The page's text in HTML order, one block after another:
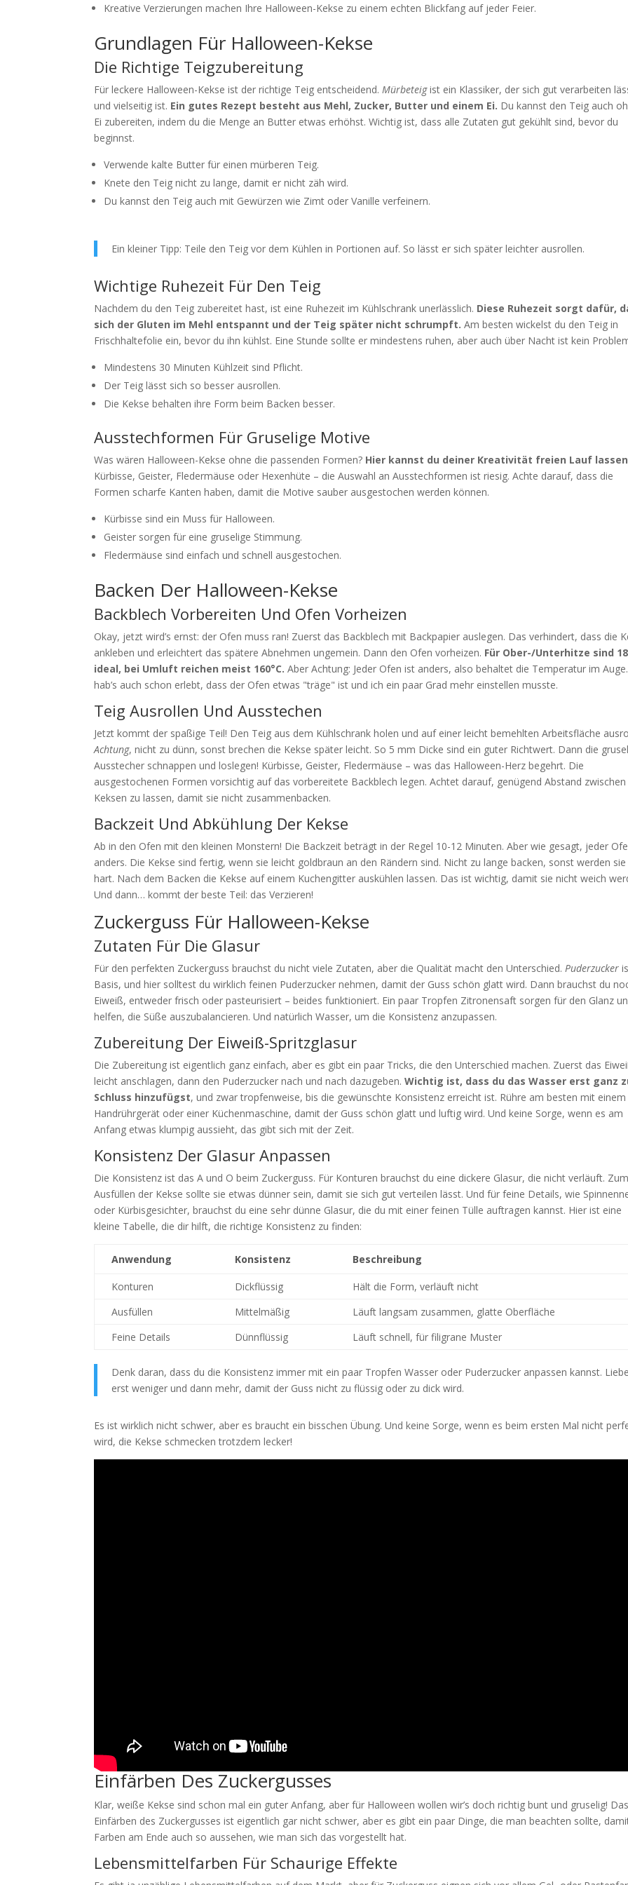
Kreative Verzierungen machen Ihre Halloween-Kekse zu einem echten Blickfang auf jeder Feier.
Grundlagen Für Halloween-Kekse
Die Richtige Teigzubereitung
Für leckere Halloween-Kekse ist der richtige Teig entscheidend. Mürbeteigist ein Klassiker, der sich gut verarbeiten
und vielseitig ist. Ein gutes Rezept besteht aus Mehl, Zucker, Butter und einem Ei. Du kannst den Teig auch
Ei zubereiten, indem du die Menge an Butter etwas erhöhst. Wichtig ist, dass alle Zutaten gut gekühlt sind, bevor du
beginnst.
Verwende kalte Butter für einen mürberen Teig.
Knete den Teig nicht zu lange, damit er nicht zäh wird.
Du kannst den Teig auch mit Gewürzen wie Zimt oder Vanille verfeinern.
Ein kleiner Tipp: Teile den Teig vor dem Kühlen in Portionen auf. So lässt er sich später leichter ausrollen.
Wichtige Ruhezeit Für Den Teig
Nachdem du den Teig zubereitet hast, ist eine Ruhezeit im Kühlschrank unerlässlich. Diese Ruhezeit sorgt dafür,
sich der Gluten im Mehl entspannt und der Teig später nicht schrumpft. Am besten wickelst du den Teig in
Frischhaltefolie ein, bevor du ihn kühlst. Eine Stunde sollte er mindestens ruhen, aber auch über Nacht ist kein
Mindestens 30 Minuten Kühlzeit sind Pflicht.
Der Teig lässt sich so besser ausrollen.
Die Kekse behalten ihre Form beim Backen besser.
Ausstechformen Für Gruselige Motive
Was wären Halloween-Kekse ohne die passenden Formen? Hier kannst du deiner Kreativität freien Lauf
Kürbisse, Geister, Fledermäuse oder Hexenhüte – die Auswahl an Ausstechformen ist riesig. Achte darauf, dass die
Formen scharfe Kanten haben, damit die Motive sauber ausgestochen werden können.
Kürbisse sind ein Muss für Halloween.
Geister sorgen für eine gruselige Stimmung.
Fledermäuse sind einfach und schnell ausgestochen.
Backen Der Halloween-Kekse
Backblech Vorbereiten Und Ofen Vorheizen
Okay, jetzt wird’s ernst: der Ofen muss ran! Zuerst das Backblech mit Backpapier auslegen. Das verhindert, dass die
ankleben und erleichtert das spätere Abnehmen ungemein. Dann den Ofen vorheizen. Für Ober-/Unterhitze sind
ideal, bei Umluft reichen meist 160°C. Aber Achtung: Jeder Ofen ist anders, also behaltet die Temperatur im
hab’s auch schon erlebt, dass der Ofen etwas "träge" ist und ich ein paar Grad mehr einstellen musste.
Teig Ausrollen Und Ausstechen
Jetzt kommt der spaßige Teil! Den Teig aus dem Kühlschrank holen und auf einer leicht bemehlten Arbeitsfläche
Achtung, nicht zu dünn, sonst brechen die Kekse später leicht. So 5 mm Dicke sind ein guter Richtwert. Dann die
Ausstecher schnappen und loslegen! Kürbisse, Geister, Fledermäuse – was das Halloween-Herz begehrt. Die
ausgestochenen Formen vorsichtig auf das vorbereitete Backblech legen. Achtet darauf, genügend Abstand zwischen
Keksen zu lassen, damit sie nicht zusammenbacken.
Backzeit Und Abkühlung Der Kekse
Ab in den Ofen mit den kleinen Monstern! Die Backzeit beträgt in der Regel 10-12 Minuten. Aber wie gesagt, jeder
anders. Die Kekse sind fertig, wenn sie leicht goldbraun an den Rändern sind. Nicht zu lange backen, sonst werden sie
hart. Nach dem Backen die Kekse auf einem Kuchengitter auskühlen lassen. Das ist wichtig, damit sie nicht weich
Und dann… kommt der beste Teil: das Verzieren!
Zuckerguss Für Halloween-Kekse
Zutaten Für Die Glasur
Für den perfekten Zuckerguss brauchst du nicht viele Zutaten, aber die Qualität macht den Unterschied. Puderzucker
Basis, und hier solltest du wirklich feinen Puderzucker nehmen, damit der Guss schön glatt wird. Dann brauchst du
Eiweiß, entweder frisch oder pasteurisiert – beides funktioniert. Ein paar Tropfen Zitronensaft sorgen für den Glanz
helfen, die Süße auszubalancieren. Und natürlich Wasser, um die Konsistenz anzupassen.
Zubereitung Der Eiweiß-Spritzglasur
Die Zubereitung ist eigentlich ganz einfach, aber es gibt ein paar Tricks, die den Unterschied machen. Zuerst das
leicht anschlagen, dann den Puderzucker nach und nach dazugeben.Wichtig ist, dass du das Wasser erst ganz
Schluss hinzufügst, und zwar tropfenweise, bis die gewünschte Konsistenz erreicht ist. Rühre am besten mit einem
Handrührgerät oder einer Küchenmaschine, damit der Guss schön glatt und luftig wird. Und keine Sorge, wenn es am
Anfang etwas klumpig aussieht, das gibt sich mit der Zeit.
Konsistenz Der Glasur Anpassen
Die Konsistenz ist das A und O beim Zuckerguss. Für Konturen brauchst du eine dickere Glasur, die nicht verläuft. Zum
Ausfüllen der Kekse sollte sie etwas dünner sein, damit sie sich gut verteilen lässt. Und für feine Details, wie
oder Kürbisgesichter, brauchst du eine sehr dünne Glasur, die du mit einer feinen Tülle auftragen kannst. Hier ist eine
kleine Tabelle, die dir hilft, die richtige Konsistenz zu finden:
Anwendung Konsistenz Beschreibung
Konturen Dickflüssig
Hält die Form, verläuft nicht
Ausfüllen
Mittelmäßig
Läuft langsam zusammen, glatte Oberfläche
Feine Details
Dünnflüssig Läuft schnell, für filigrane Muster
Denk daran, dass du die Konsistenz immer mit ein paar Tropfen Wasser oder Puderzucker anpassen kannst.
erst weniger und dann mehr, damit der Guss nicht zu flüssig oder zu dick wird.
Es ist wirklich nicht schwer, aber es braucht ein bisschen Übung. Und keine Sorge, wenn es beim ersten Mal nicht
wird, die Kekse schmecken trotzdem lecker!
Einfärben Des Zuckergusses
Klar, weiße Kekse sind schon mal ein guter Anfang, aber für Halloween wollen wir’s doch richtig bunt und gruselig! Das
Einfärben des Zuckergusses ist eigentlich gar nicht schwer, aber es gibt ein paar Dinge, die man beachten sollte,
Farben am Ende auch so aussehen, wie man sich das vorgestellt hat.
Lebensmittelfarben Für Schaurige Effekte